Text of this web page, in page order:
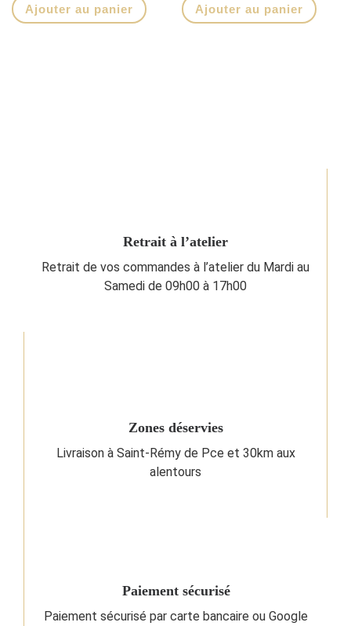
Ajouter au panier Ajouter au panier
Retrait à l’atelier
Retrait de vos commandes à l’atelier du Mardi au
Samedi de 09h00 à 17h00
Zones déservies
Livraison à Saint-Rémy de Pce et 30km aux
alentours
Paiement sécurisé
Paiement sécurisé par carte bancaire ou Google